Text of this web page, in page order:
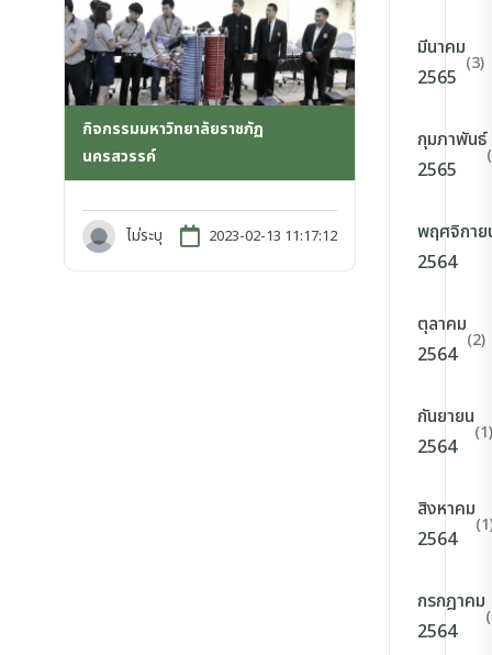
กิจกรรมมหาวิทยาลัยราชภัฏ
นครสวรรค์
ไม่ระบุ 2023-02-13 11:17:12
มีนาคม
2565
(3)
กุมภาพันธ์
2565
พฤศจิกาย
2564
ตุลาคม
2564
(2)
กันยายน
2564
(1)
สิงหาคม
2564
กรกฎาคม
2564